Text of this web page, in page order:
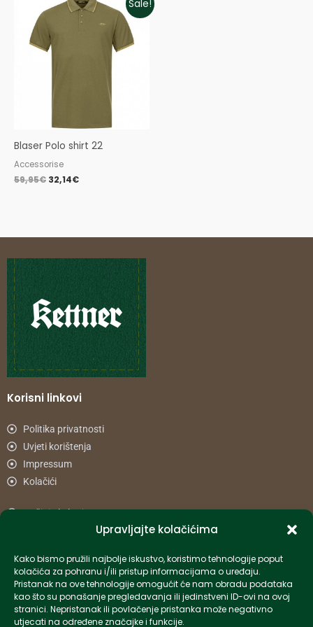
Upravljajte kolačićima
Kako bismo pružili najbolje iskustvo, koristimo tehnologije poput
kolačića za pohranu i/ili pristup informacijama o uređaju.
Pristanak na ove tehnologije omogućit će nam obradu podataka
kao što su ponašanje pregledavanja ili jedinstveni ID-ovi na ovoj
stranici. Nepristanak ili povlačenje pristanka može negativno
utjecati na određene značajke i funkcije.
Sale!
Blaser Polo shirt 22
Accessorise
59,95€
price
59,95€.
32,14€
price
is:
Korisni linkovi
Politika privatnosti
Uvjeti korištenja
Impressum
Kolačići
Načini plaćanja
Informacije
info-hr@kettner.com